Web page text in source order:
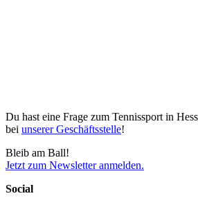
Du hast eine Frage zum Tennissport in
bei unserer Geschäftsstelle!
Bleib am Ball!
Jetzt zum Newsletter anmelden.
Social